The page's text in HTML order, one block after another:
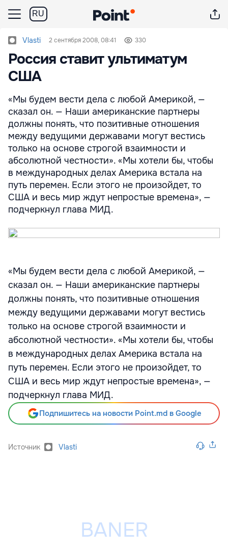
RU
Vlasti 2 сентября 2008, 08:41 330
Россия ставит ультиматум
США
«Мы будем вести дела с любой Америкой, —
сказал он. — Наши американские партнеры
должны понять, что позитивные отношения
между ведущими державами могут вестись
только на основе строгой взаимности и
абсолютной честности». «Мы хотели бы, чтобы
в международных делах Америка встала на
путь перемен. Если этого не произойдет, то
США и весь мир ждут непростые времена», —
подчеркнул глава МИД.
«Мы будем вести дела с любой Америкой, —
сказал он. — Наши американские партнеры
должны понять, что позитивные отношения
между ведущими державами могут вестись
только на основе строгой взаимности и
абсолютной честности». «Мы хотели бы, чтобы
в международных делах Америка встала на
путь перемен. Если этого не произойдет, то
США и весь мир ждут непростые времена», —
подчеркнул глава МИД.
Подпишитесь на новости Point.md в Google
Источник Vlasti